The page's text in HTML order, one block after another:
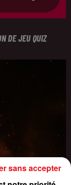
DE JEU QUIZ
sans accepter